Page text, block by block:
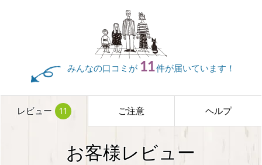
みんなの口コミが 11件が届いています！
レビュー 11 ご注意 ヘルプ
お客様レビュー